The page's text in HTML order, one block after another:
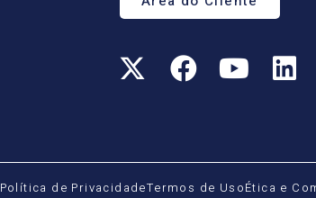
Política de PrivacidadeTermos de UsoÉtica e